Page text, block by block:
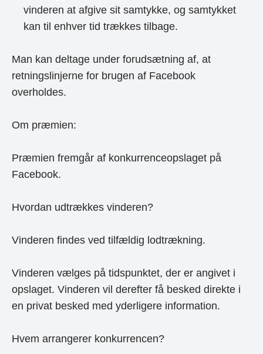
vinderen at afgive sit samtykke, og samtykket
kan til enhver tid trækkes tilbage.
Man kan deltage under forudsætning af, at
retningslinjerne for brugen af Facebook
overholdes.
Om præmien:
Præmien fremgår af konkurrenceopslaget på
Facebook.
Hvordan udtrækkes vinderen?
Vinderen findes ved tilfældig lodtrækning.
Vinderen vælges på tidspunktet, der er angivet i
opslaget. Vinderen vil derefter få besked direkte i
en privat besked med yderligere information.
Hvem arrangerer konkurrencen?